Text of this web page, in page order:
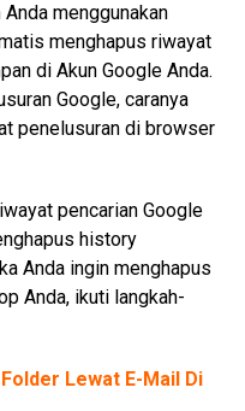
menggunakan
menghapus riwayat
di Akun Google Anda.
Google, caranya
penelusuran di browser
pencarian Google
history
Anda ingin menghapus
Anda, ikuti langkah-
Lewat E-Mail Di